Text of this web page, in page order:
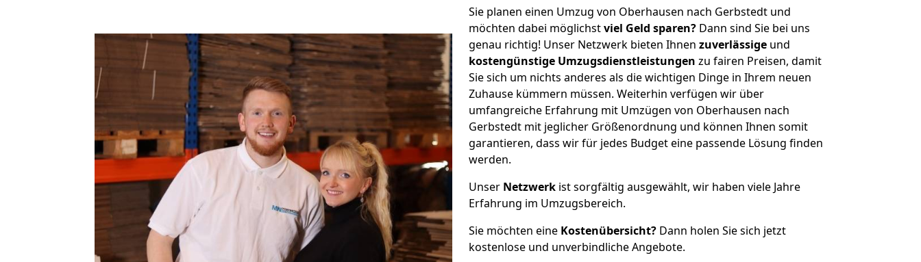
Sie planen einen Umzug von Oberhausen nach Gerbstedt und
möchten dabei möglichstviel Geld sparen? Dann sind Sie bei uns
genau richtig! Unser Netzwerk bieten Ihnen zuverlässige und
kostengünstige Umzugsdienstleistungen zu fairen Preisen, damit
Sie sich um nichts anderes als die wichtigen Dinge in Ihrem neuen
Zuhause kümmern müssen. Weiterhin verfügen wir über
umfangreiche Erfahrung mit Umzügen von Oberhausen nach
Gerbstedt mit jeglicher Größenordnung und können Ihnen somit
garantieren, dass wir für jedes Budget eine passende Lösung finden
werden.
Unser Netzwerk ist sorgfältig ausgewählt, wir haben viele Jahre
Erfahrung im Umzugsbereich.
Sie möchten eine Kostenübersicht? Dann holen Sie sich jetzt
kostenlose und unverbindliche Angebote.